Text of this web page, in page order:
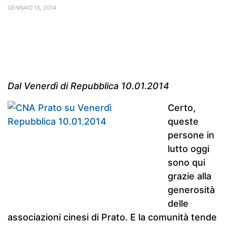
GENNAIO 13, 2014
Dal Venerdì di Repubblica 10.01.2014
Certo,
queste
persone in
lutto oggi
sono qui
grazie alla
generosità
delle
associazioni cinesi di Prato. E la comunità tende